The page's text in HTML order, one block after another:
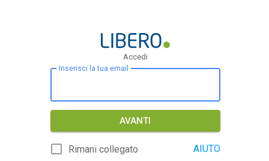
Accedi
Inserisci la tua email
AVANTI
Rimani collegato AIUTO